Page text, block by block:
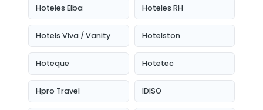
Hoteles Elba Hoteles RH
Hotels Viva / Vanity Hotelston
Hoteque Hotetec
Hpro Travel IDISO